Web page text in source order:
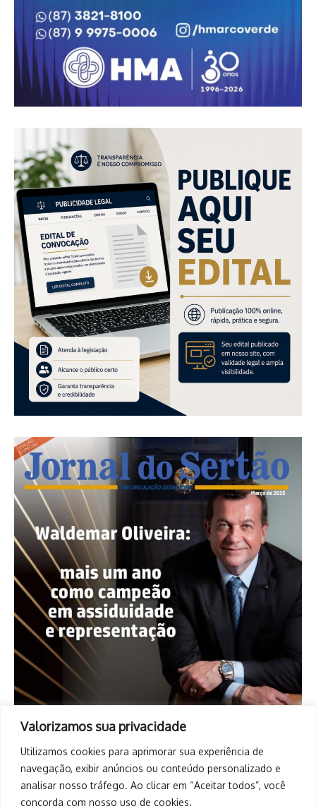
Valorizamos sua privacidade
Utilizamos cookies para aprimorar sua experiência de
navegação, exibir anúncios ou conteúdo personalizado e
analisar nosso tráfego. Ao clicar em “Aceitar todos”, você
concorda com nosso uso de cookies.